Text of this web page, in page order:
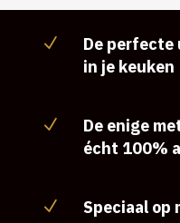
N
De perfecte
in je keuken
N
De enige
écht 100%
N Speciaal op